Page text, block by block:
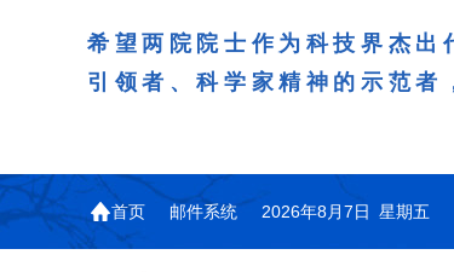
希望两院院士作为科技界杰出
引领者、科学家精神的示范者
首页 邮件系统 2026年8月7日 星期五